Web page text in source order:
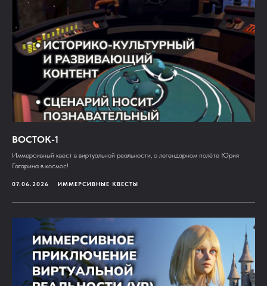
ВОСТОК-1
Иммерсивный квест в виртуальной реальности, о легендарном полёте Юрия
Гагарина в космос!
07.06.2026 ИММЕРСИВНЫЕ КВЕСТЫ